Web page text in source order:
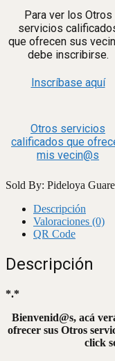
Para ver los Otros
servicios
que ofrecen sus
debe inscribirse.
Inscríbase aquí
Otros servicios
calificados que
mis vecin@s
Sold By: Pideloya
Descripción
Valoraciones (0)
QR Code
Descripción
*.*
Bienvenid@s, acá
ofrecer sus Otros
click